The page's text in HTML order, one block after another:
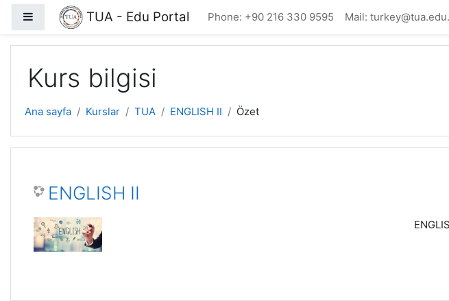
Ana içeriğe git
Yan panel TUA - Edu Portal Phone: +90 216 330 9595 Mail:
Kurs bilgisi
Ana sayfa Kurslar TUA ENGLISH II Özet
ENGLISH II